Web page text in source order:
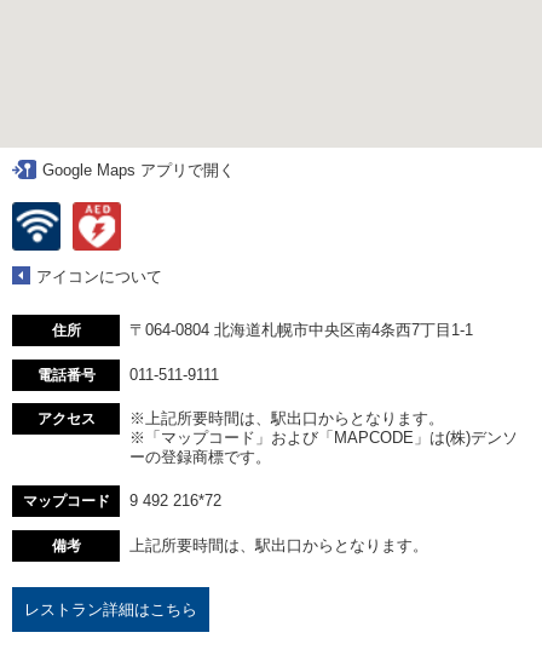
Google Maps アプリで開く
アイコンについて
住所 〒064-0804 北海道札幌市中央区南4条西7丁目1-1
電話番号 011-511-9111
アクセス
※上記所要時間は、駅出口からとなります。
※「マップコード」および「MAPCODE」は(株)デンソ
ーの登録商標です。
マップコード 9 492 216*72
備考 上記所要時間は、駅出口からとなります。
レストラン詳細はこちら